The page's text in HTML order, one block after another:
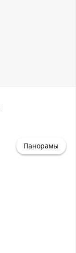
Панорамы